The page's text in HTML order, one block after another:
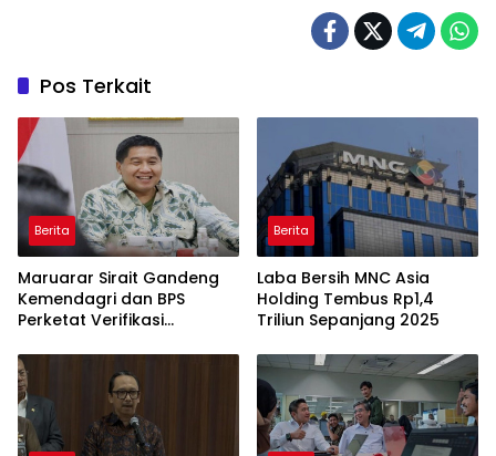
Pos Terkait
Berita
Maruarar Sirait Gandeng
Kemendagri dan BPS
Perketat Verifikasi
Rumah BSPS
Berita
Laba Bersih MNC Asia
Holding Tembus Rp1,4
Triliun Sepanjang 2025